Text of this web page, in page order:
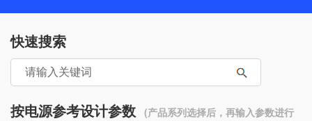
快速搜索
按电源参考设计参数 (产品系列选择后，再输入参数进行